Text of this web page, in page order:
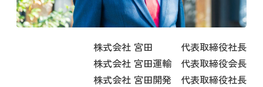
株式会社 宮田
代表取締役社長
株式会社 宮田運輸
代表取締役会長
株式会社 宮田開発
代表取締役社長